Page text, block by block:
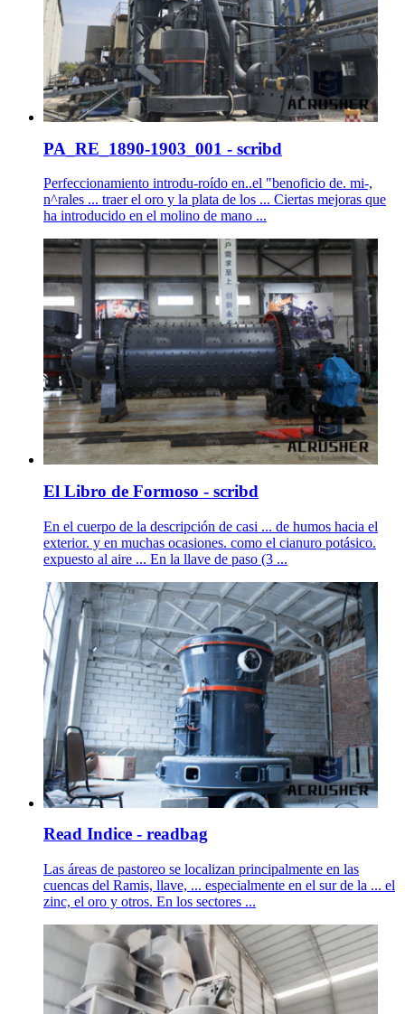
PA_RE_1890-1903_001 - scribd
Perfeccionamiento introdu-roído en..el "benoficio de. mi-,
n^rales ... traer el oro y la plata de los ... Ciertas mejoras que
ha introducido en el molino de mano ...
El Libro de Formoso - scribd
En el cuerpo de la descripción de casi ... de humos hacia el
exterior. y en muchas ocasiones. como el cianuro potásico.
expuesto al aire ... En la llave de paso (3 ...
Read Indice - readbag
Las áreas de pastoreo se localizan principalmente en las
cuencas del Ramis, llave, ... especialmente en el sur de la ... el
zinc, el oro y otros. En los sectores ...